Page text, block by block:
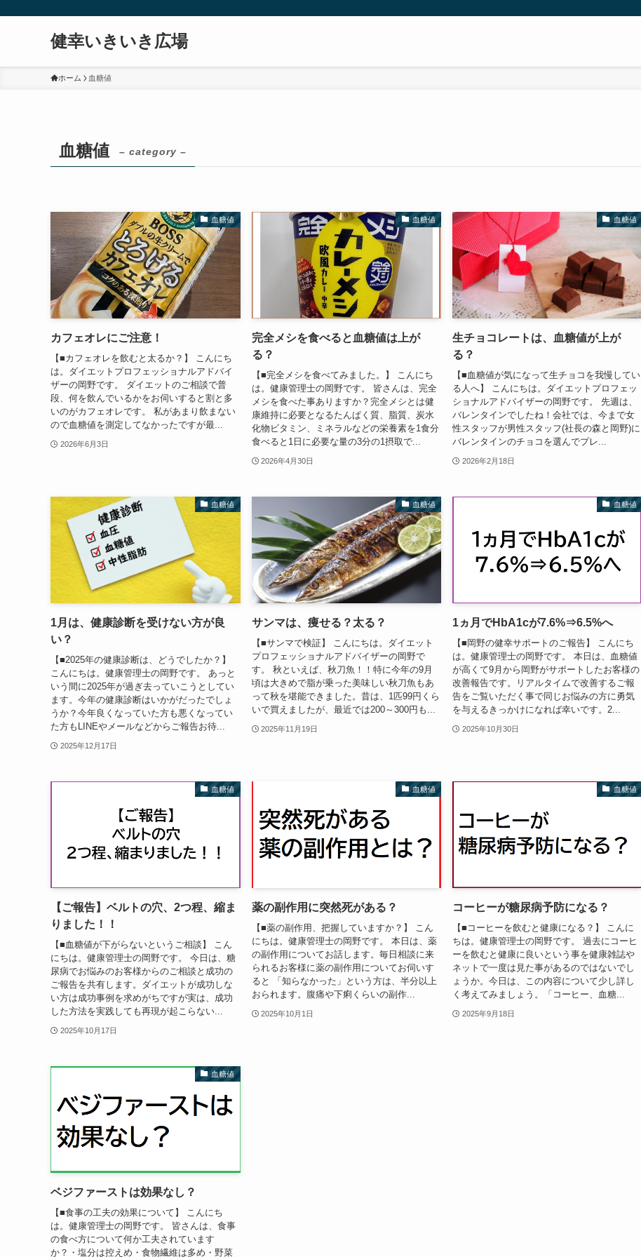
健幸いきいき広場
ホーム 血糖値
血糖値 – category –
血糖値
カフェオレにご注意！
【■カフェオレを飲むと太るか？】 こんにち
は。ダイエットプロフェッショナルアドバイ
ザーの岡野です。 ダイエットのご相談で普
段、何を飲んでいるかをお伺いすると割と多
いのがカフェオレです。 私があまり飲まない
ので血糖値を測定してなかったですが最...
2026年6月3日
血糖値
完全メシを食べると血糖値は上が
る？
【■完全メシを食べてみました。】 こんにち
は。健康管理士の岡野です。 皆さんは、完全
メシを食べた事ありますか？完全メシとは健
康維持に必要となるたんぱく質、脂質、炭水
化物ビタミン、ミネラルなどの栄養素を1食分
食べると1日に必要な量の3分の1摂取で...
2026年4月30日
血糖値
生チョコレートは、血糖値が上が
る？
【■血糖値が気になって生チョコを我慢してい
る人へ】 こんにちは。ダイエットプロフェッ
ショナルアドバイザーの岡野です。 先週は、
バレンタインでしたね！会社では、今まで女
性スタッフが男性スタッフ(社長の森と岡野)に
バレンタインのチョコを選んでプレ...
2026年2月18日
血糖値
1月は、健康診断を受けない方が良
い？
【■2025年の健康診断は、どうでしたか？】
こんにちは。健康管理士の岡野です。 あっと
いう間に2025年が過ぎ去っていこうとしてい
ます。今年の健康診断はいかがだったでしょ
うか？今年良くなっていた方も悪くなってい
た方もLINEやメールなどからご報告お待...
2025年12月17日
血糖値
サンマは、痩せる？太る？
【■サンマで検証】 こんにちは。ダイエット
プロフェッショナルアドバイザーの岡野で
す。 秋といえば、秋刀魚！！特に今年の9月
頃は大きめで脂が乗った美味しい秋刀魚もあ
って秋を堪能できました。昔は、1匹99円くら
いで買えましたが、最近では200～300円も...
2025年11月19日
血糖値
1ヵ月でHbA1cが7.6%⇒6.5%へ
【■岡野の健幸サポートのご報告】 こんにち
は。健康管理士の岡野です。 本日は、血糖値
が高くて9月から岡野がサポートしたお客様の
改善報告です。リアルタイムで改善するご報
告をご覧いただく事で同じお悩みの方に勇気
を与えるきっかけになれば幸いです。2...
2025年10月30日
血糖値
【ご報告】ベルトの穴、2つ程、縮ま
りました！！
【■血糖値が下がらないというご相談】 こん
にちは。健康管理士の岡野です。 今日は、糖
尿病でお悩みのお客様からのご相談と成功の
ご報告を共有します。ダイエットが成功しな
い方は成功事例を求めがちですが実は、成功
した方法を実践しても再現が起こらない...
2025年10月17日
血糖値
薬の副作用に突然死がある？
【■薬の副作用、把握していますか？】 こん
にちは。健康管理士の岡野です。 本日は、薬
の副作用についてお話します。毎日相談に来
られるお客様に薬の副作用についてお伺いす
ると 「知らなかった」という方は、半分以上
おられます。腹痛や下痢くらいの副作...
2025年10月1日
血糖値
コーヒーが糖尿病予防になる？
【■コーヒーを飲むと健康になる？】 こんに
ちは。健康管理士の岡野です。 過去にコーヒ
ーを飲むと健康に良いという事を健康雑誌や
ネットで一度は見た事があるのではないでし
ょうか。今日は、この内容について少し詳し
く考えてみましょう。「コーヒー、血糖...
2025年9月18日
血糖値
ベジファーストは効果なし？
【■食事の工夫の効果について】 こんにち
は。健康管理士の岡野です。 皆さんは、食事
の食べ方について何か工夫されています
か？・塩分は控えめ・食物繊維は多め・野菜